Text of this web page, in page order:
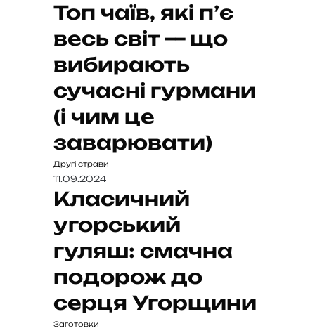
Топ чаїв, які п’є
весь світ — що
вибирають
сучасні гурмани
(і чим це
заварювати)
Другі страви
11.09.2024
Класичний
угорський
гуляш: смачна
подорож до
серця Угорщини
Заготовки